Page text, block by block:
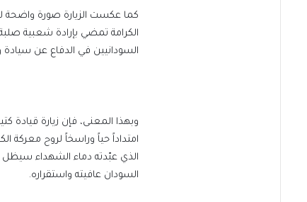
كما عكست الزيارة صورة واضحة
الكرامة تمضي بإرادة شعبية
السودانيين في الدفاع عن
وبهذا المعنى، فإن زيارة قيادة
امتداداً حياً وراسخاً لروح معركة
الذي عبّدته دماء الشهداء سيظل
السودان عافيته واستقراره.